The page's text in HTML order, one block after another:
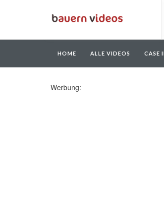
HOME ALLE VIDEOS CASE
Werbung: